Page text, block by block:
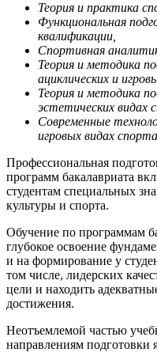
Теория и практика
Функциональная
квалификации,
Спортивная
Теория и методика
ациклических и
Теория и методика
эстетических видах
Современные
игровых видах
Профессиональная
программ бакалавриата
студентам специальных
культуры и спорта.
Обучение по программам
глубокое освоение
и на формирование у
том числе, лидерских
цели и находить
достижения.
Неотъемлемой частью
направлениям подготовки